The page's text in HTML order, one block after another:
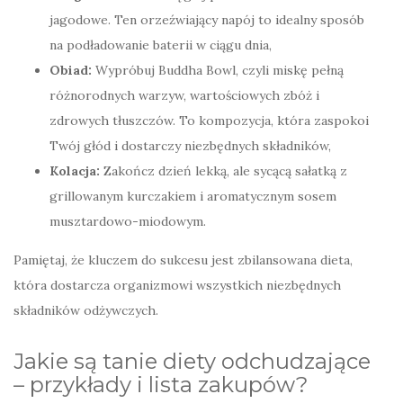
jagodowe. Ten orzeźwiający napój to idealny sposób
na podładowanie baterii w ciągu dnia,
Obiad: Wypróbuj Buddha Bowl, czyli miskę pełną
różnorodnych warzyw, wartościowych zbóż i
zdrowych tłuszczów. To kompozycja, która zaspokoi
Twój głód i dostarczy niezbędnych składników,
Kolacja: Zakończ dzień lekką, ale sycącą sałatką z
grillowanym kurczakiem i aromatycznym sosem
musztardowo-miodowym.
Pamiętaj, że kluczem do sukcesu jest zbilansowana dieta,
która dostarcza organizmowi wszystkich niezbędnych
składników odżywczych.
Jakie są tanie diety odchudzające
– przykłady i lista zakupów?